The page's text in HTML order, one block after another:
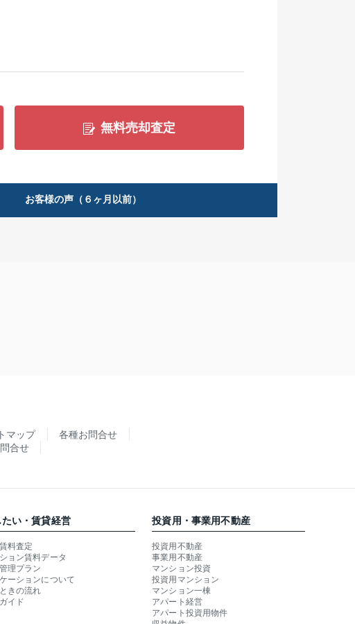
無料売却査定
お客様の声（６ヶ月以前）
マップ
各種お問合せ
合せ
い・賃貸経営
料査定
ョン賃料データ
理プラン
ーションについて
きの流れ
イド
投資用・事業用不動産
投資用不動産
事業用不動産
マンション投資
投資用マンション
マンション一棟
アパート経営
アパート投資用物件